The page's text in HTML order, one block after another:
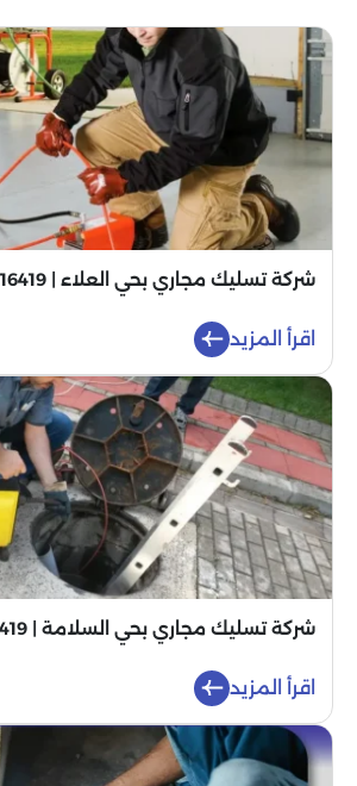
شركة تسليك مجاري بحي العلاء | 0554016419
اقرأ المزيد
شركة تسليك مجاري بحي السلامة | 0554016419
اقرأ المزيد